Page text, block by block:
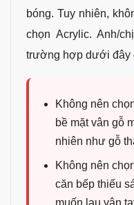
bóng. Tuy nhiên,
chọn Acrylic. Anh/
trường hợp dưới đây
Không nên
bề mặt vân gỗ
nhiên như gỗ
Không nên
căn bếp thiếu